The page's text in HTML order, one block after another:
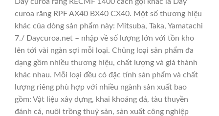
curoa răng RPF AX40 BX40 CX40. Một số thương hiệu
khác của dòng sản phẩm này: Mitsuba, Taka, Yamatachi
7./ Daycuroa.net – nhập về số lượng lớn với tồn kho
lên tới vài ngàn sợi mỗi loại. Chủng loại sản phẩm đa
dạng gồm nhiều thương hiệu, chất lượng và giá thành
khác nhau. Mỗi loại đều có đặc tính sản phẩm và chất
lượng riêng phù hợp với nhiều ngành sản xuất bao
gồm: Vật liệu xây dựng, khai khoáng đá, tàu thuyền
đánh cá, nuôi trồng thuỷ sản, sản xuất công nghiệp